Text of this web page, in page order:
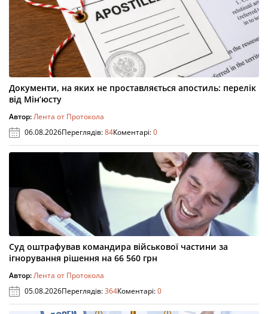
Документи, на яких не проставляється апостиль: перелік
від Мін’юсту
Автор:Лента от Протокола
06.08.2026Переглядів:84Коментарі:0
Суд оштрафував командира військової частини за
ігнорування рішення на 66 560 грн
Автор:Лента от Протокола
05.08.2026Переглядів:364Коментарі:0